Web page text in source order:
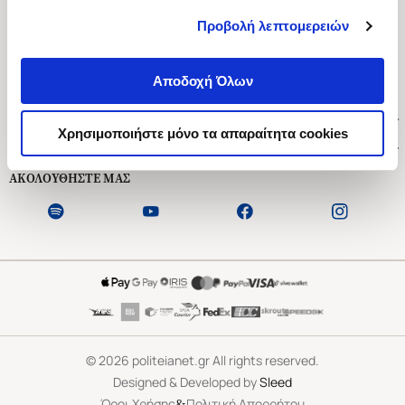
Προβολή λεπτομερειών
Αποδοχή Όλων
Χρησιμοποιήστε μόνο τα απαραίτητα cookies
Ασκληπιού 1-3, Αθήνα 106 79
Δευτέρα - Παρασκευή 09:00-21:00
Εξυπηρέτηση Πελατών
ΑΚΟΛΟΥΘΗΣΤΕ ΜΑΣ
©2026 politeianet.gr All rights reserved.
Designed & Developed bySleed